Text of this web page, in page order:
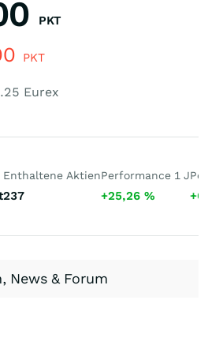
PKT
PKT
Eurex
Enthaltene Aktien
237
Performance 1 J
+25,26 %
News & Forum